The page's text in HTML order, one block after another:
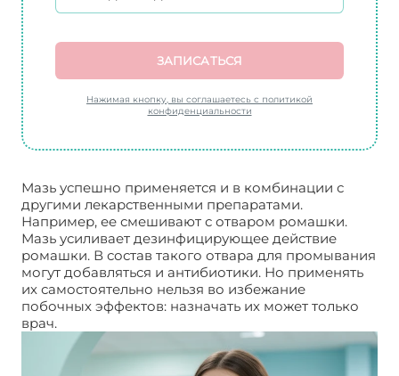
ЗАПИСАТЬСЯ
Нажимая кнопку, вы соглашаетесь с политикой
конфиденциальности
Мазь успешно применяется и в комбинации с
другими лекарственными препаратами.
Например, ее смешивают с отваром ромашки.
Мазь усиливает дезинфицирующее действие
ромашки. В состав такого отвара для промывания
могут добавляться и антибиотики. Но применять
их самостоятельно нельзя во избежание
побочных эффектов: назначать их может только
врач.